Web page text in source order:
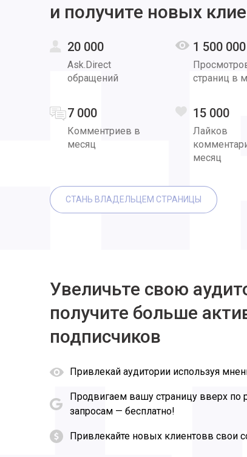
и получите новых
20 000
Ask.Direct
обращений
1 500 000
страниц в
7 000
Комментриев в
месяц
15 000
Лайков
месяц
СТАНЬ ВЛАДЕЛЬЦЕМ СТРАНИЦЫ
Увеличьте свою
получите больше
подписчиков
Привлекай аудитории используя
Продвигаем вашу страницу вверх
запросам — бесплатно!
Привлекайте новых клиентовв свои